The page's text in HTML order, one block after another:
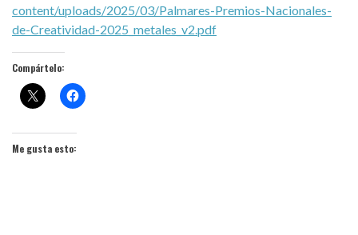
content/uploads/2025/03/Palmares-Premios-Nacionales-
de-Creatividad-2025_metales_v2.pdf
Compártelo:
Me gusta esto: